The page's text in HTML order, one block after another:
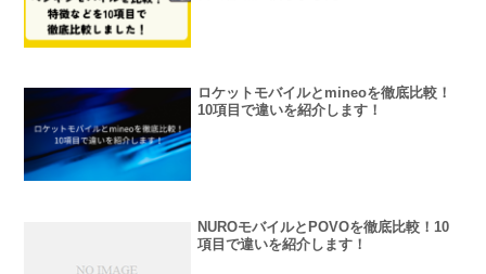
ロケットモバイルとmineoを徹底比較！
10項目で違いを紹介します！
NUROモバイルとPOVOを徹底比較！10
項目で違いを紹介します！